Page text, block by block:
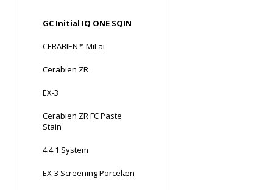
GC Initial IQ ONE SQIN
CERABIEN™ MiLai
Cerabien ZR
EX-3
Cerabien ZR FC Paste
Stain
4.4.1 System
EX-3 Screening Porcelæn